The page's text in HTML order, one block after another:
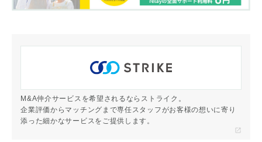
M&A仲介サービスを希望されるならストライク。
企業評価からマッチングまで専任スタッフがお客様の想いに寄り
添った細かなサービスをご提供します。